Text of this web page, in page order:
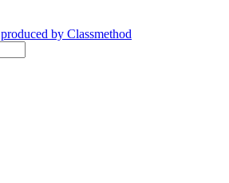
produced by Classmethod